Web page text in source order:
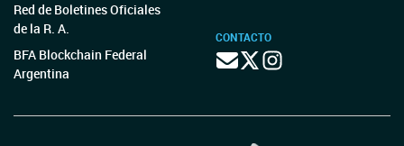
Red de Boletines Oficiales
de la R. A.
BFA Blockchain Federal
Argentina
CONTACTO